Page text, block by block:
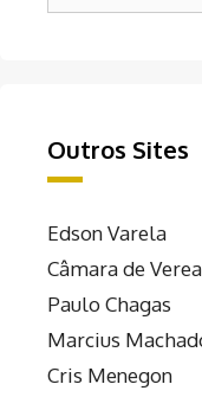
Outros Sites
Edson Varela
Câmara de
Paulo Chagas
Marcius
Cris Menegon